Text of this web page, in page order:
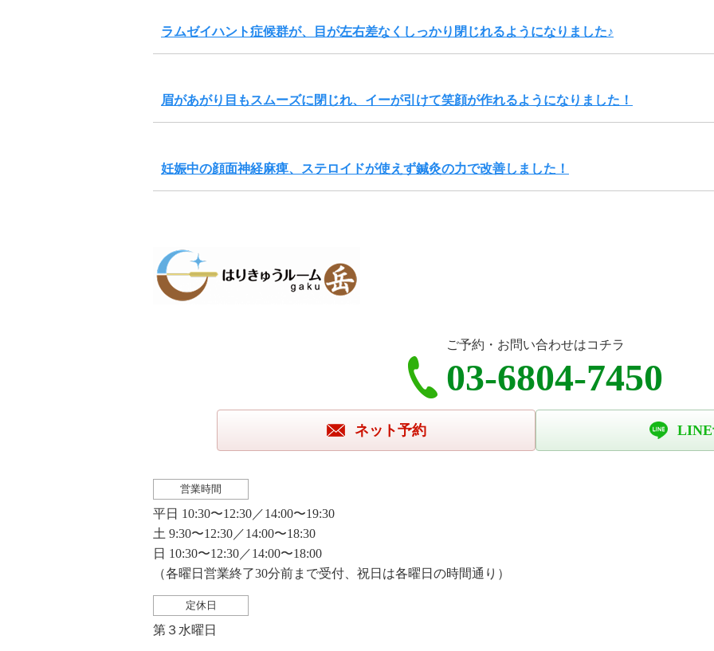
ラムゼイハント症候群が、目が左右差なくしっかり閉じれるようになりました♪
眉があがり目もスムーズに閉じれ、イーが引けて笑顔が作れるようになりました！
妊娠中の顔面神経麻痺、ステロイドが使えず鍼灸の力で改善しました！
ご予約・お問い合わせはコチラ
03-6804-7450
ネット予約 LINE
営業時間
平日 10:30〜12:30／14:00〜19:30
土 9:30〜12:30／14:00〜18:30
日 10:30〜12:30／14:00〜18:00
（各曜日営業終了30分前まで受付、祝日は各曜日の時間通り）
定休日
第３水曜日